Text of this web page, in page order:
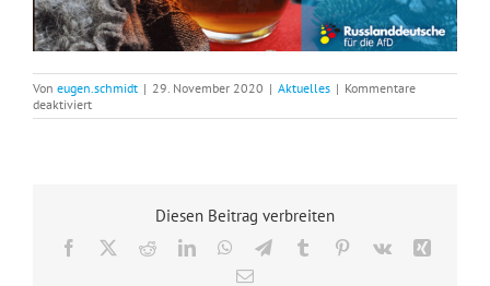
Von eugen.schmidt | 29. November 2020 | Aktuelles | Kommentare
deaktiviertfür
Wir
Diesen Beitrag verbreiten
Facebook RedditLinkedInWhatsApp
TelegramTumblr Pinterest
Vk
E-